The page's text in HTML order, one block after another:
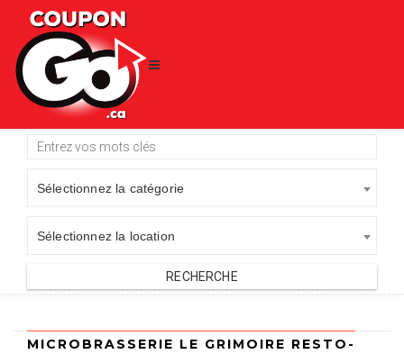
Sélectionnez la catégorie
Sélectionnez la location
MICROBRASSERIE LE GRIMOIRE RESTO-